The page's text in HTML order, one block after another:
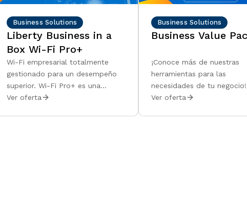
Business Solutions
Liberty Business in a
Box Wi-Fi Pro+
Wi-Fi empresarial totalmente
gestionado para un desempeño
superior. Wi-Fi Pro+ es una
solución de Wi-Fi empresarial de
Ver oferta
Business Solutions
Business Value
¡Conoce más de nuestras
herramientas para las
necesidades de tu negocio!
Añade una de estas
Ver oferta